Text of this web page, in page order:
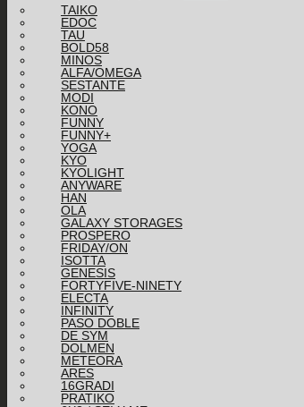
TAIKO
EDOC
TAU
BOLD58
MINOS
ALFA/OMEGA
SESTANTE
MODI
KONO
FUNNY
FUNNY+
YOGA
KYO
KYOLIGHT
ANYWARE
HAN
OLA
GALAXY STORAGES
PROSPERO
FRIDAY/ON
ISOTTA
GENESIS
FORTYFIVE-NINETY
ELECTA
INFINITY
PASO DOBLE
DE SYM
DOLMEN
METEORA
ARES
16GRADI
PRATIKO